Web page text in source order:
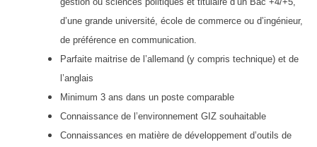
d’une grande université, école de commerce ou d’ingénieur,
de préférence en communication.
Parfaite maitrise de l’allemand (y compris technique) et de
l’anglais
Minimum 3 ans dans un poste comparable
Connaissance de l’environnement GIZ souhaitable
Connaissances en matière de développement d’outils de